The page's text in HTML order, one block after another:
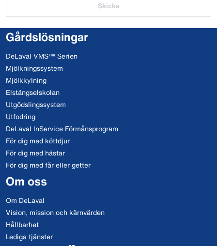
Skicka
Gårdslösningar
DeLaval VMS™ Serien
Mjölkningssystem
Mjölkkylning
Elstängselskolan
Utgödslingssystem
Utfodring
DeLaval InService Förmånsprogram
För dig med köttdjur
För dig med hästar
För dig med får eller getter
Om oss
Om DeLaval
Vision, mission och kärnvärden
Hållbarhet
Lediga tjänster